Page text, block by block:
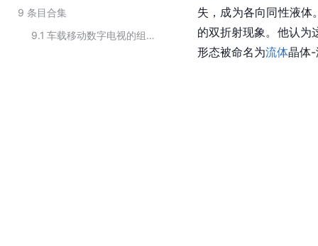
9 条目合集
9.1
车载移动数字电视的组成
失，成为各向同性液体
的双折射现象。他认为
形态被命名为流体晶体-